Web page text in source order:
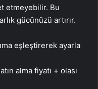
etmeyebilir. Bu
gücünüzü artırır.
eşleştirerek ayarla
alma fiyatı + olası